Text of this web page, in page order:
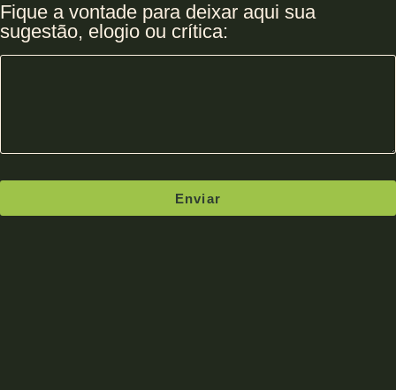
Fique a vontade para deixar aqui sua
sugestão, elogio ou crítica:
Enviar